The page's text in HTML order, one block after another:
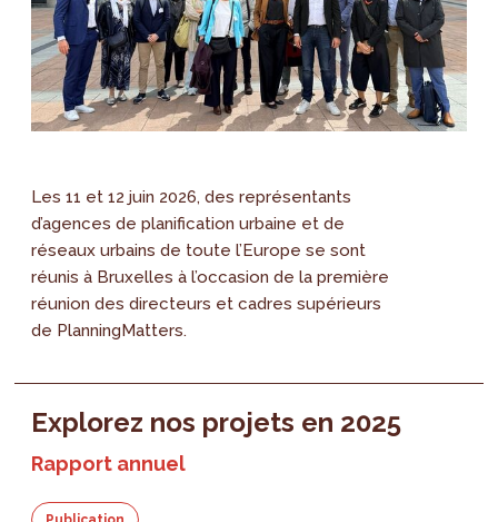
Les 11 et 12 juin 2026, des représentants
d’agences de planification urbaine et de
réseaux urbains de toute l’Europe se sont
réunis à Bruxelles à l’occasion de la première
réunion des directeurs et cadres supérieurs
de PlanningMatters.
Explorez nos projets en 2025
Rapport annuel